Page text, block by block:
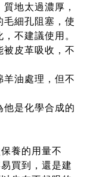
地太過濃厚，
毛細孔阻塞，使
不建議使用。
被皮革吸收，不
油處理，但不
是化學合成的
養的用量不
買到，還是建